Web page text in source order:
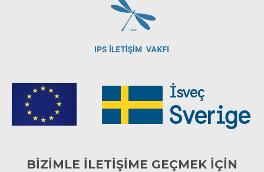
BİZİMLE İLETİŞİME GEÇMEK İÇİN